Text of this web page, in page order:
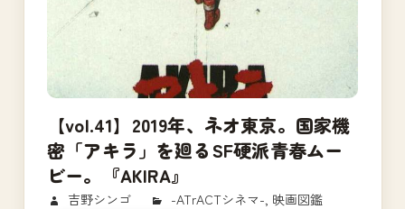
【vol.41】2019年、ネオ東京。国家機
密「アキラ」を廻るSF硬派青春ムー
ビー。『AKIRA』
2017/11/29
吉野シンゴ -ATrACTシネマ- 映画図鑑